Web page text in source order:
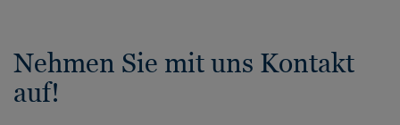
Nehmen Sie mit uns Kontakt
auf!